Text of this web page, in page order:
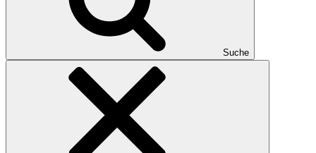
Suche